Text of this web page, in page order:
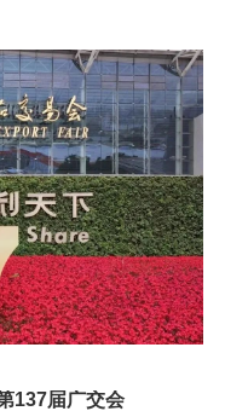
137届广交会